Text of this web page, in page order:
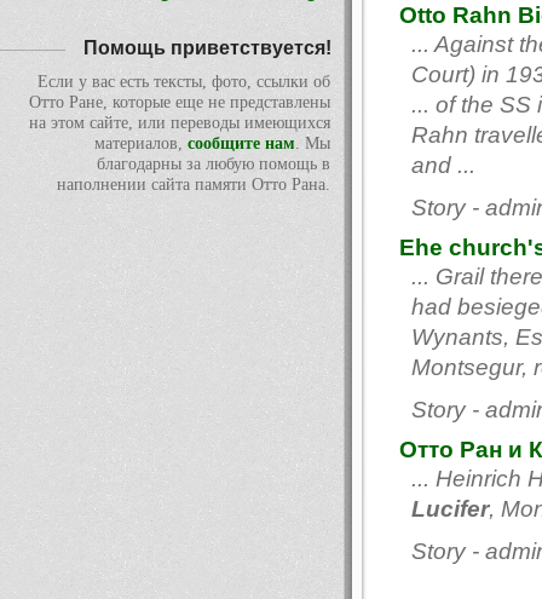
Otto Rahn
... Against
Court) in
... of the
Rahn
and ...
Story -
Еhe
... Grail
had
Wynants,
Montsegur,
Story -
Отто Ран и
... Heinrich
Lucifer,
Story -
Помощь приветствуется!
Если у вас есть тексты, фото, ссылки об
Отто Ране, которые еще не представлены
на этом сайте, или переводы имеющихся
материалов, сообщите нам . Мы
благодарны за любую помощь в
наполнении сайта памяти Отто Рана.